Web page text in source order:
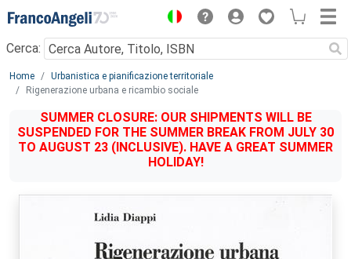
Menu
Cerca:
Main content
Home
Urbanistica e pianificazione territoriale
Rigenerazione urbana e ricambio sociale
SUMMER CLOSURE: OUR SHIPMENTS WILL BE
SUSPENDED FOR THE SUMMER BREAK FROM JULY 30
TO AUGUST 23 (INCLUSIVE). HAVE A GREAT SUMMER
HOLIDAY!